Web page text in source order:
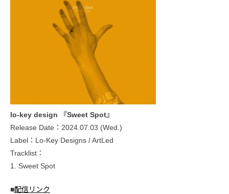
lo-key design 『Sweet Spot』
Release Date：2024.07.03 (Wed.)
Label：Lo-Key Designs / ArtLed
Tracklist：
1. Sweet Spot
■配信リンク